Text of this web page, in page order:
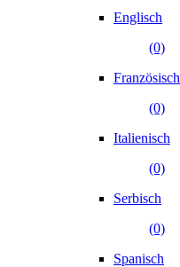
Englisch
(0)
Französisch
(0)
Italienisch
(0)
Serbisch
(0)
Spanisch